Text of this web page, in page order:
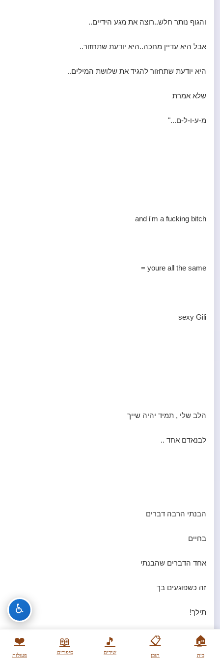
🏠
בית
📋
תוכן
🎵
שירים
📖
סיפורים
❤️
פעולות
והגוף נותר חלש..רוצה את מגע הידיים..
אבל היא עדיין מחכה..היא יודעת שתחזור..
היא יודעת שתחזור להגיד את שלושת המילים..
שלא אמרת
מ-ע-ו-ל-ם..."
and i'm a fucking bitch
youre all the same =
sexy Gili
הלב שלי , תמיד יהיה שייך
לבנאדם אחד ..
הבנתי הרבה דברים
בחיים
אחד הדברים שהבנתי
זה כשפוגעים בך
תילך!
אל תישאר באותו מקום
♿